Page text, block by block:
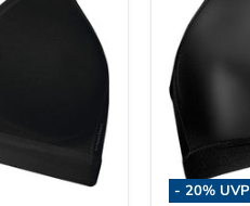
- 20% UVP